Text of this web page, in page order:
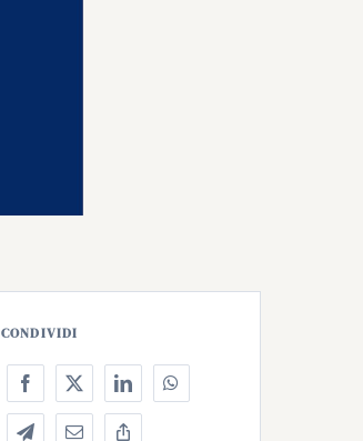
CONDIVIDI